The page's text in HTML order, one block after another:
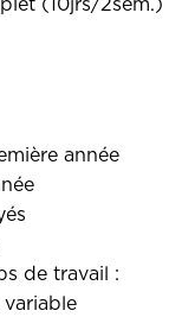
année
de travail :